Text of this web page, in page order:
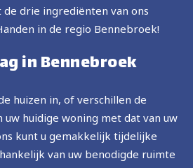
drie ingrediënten van ons
in de regio Bennebroek!
in Bennebroek
huizen in, of verschillen de
huidige woning met dat van uw
kunt u gemakkelijk tijdelijke
van uw benodigde ruimte